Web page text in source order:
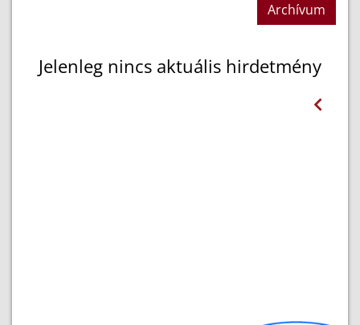
Archívum
Jelenleg nincs aktuális hirdetmény